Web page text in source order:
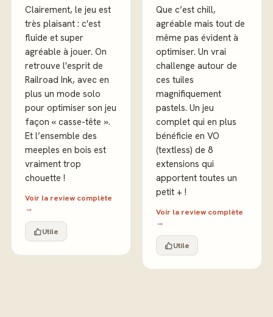
Clairement, le jeu est
très plaisant : c'est
fluide et super
agréable à jouer. On
retrouve l'esprit de
Railroad Ink, avec en
plus un mode solo
pour optimiser son jeu
façon « casse-tête ».
Et l’ensemble des
meeples en bois est
vraiment trop
chouette !
Voir la review complète
→
Utile
Que c’est chill,
agréable mais tout de
même pas évident à
optimiser. Un vrai
challenge autour de
ces tuiles
magnifiquement
pastels. Un jeu
complet qui en plus
bénéficie en VO
(textless) de 8
extensions qui
apportent toutes un
petit + !
Voir la review complète
→
Utile